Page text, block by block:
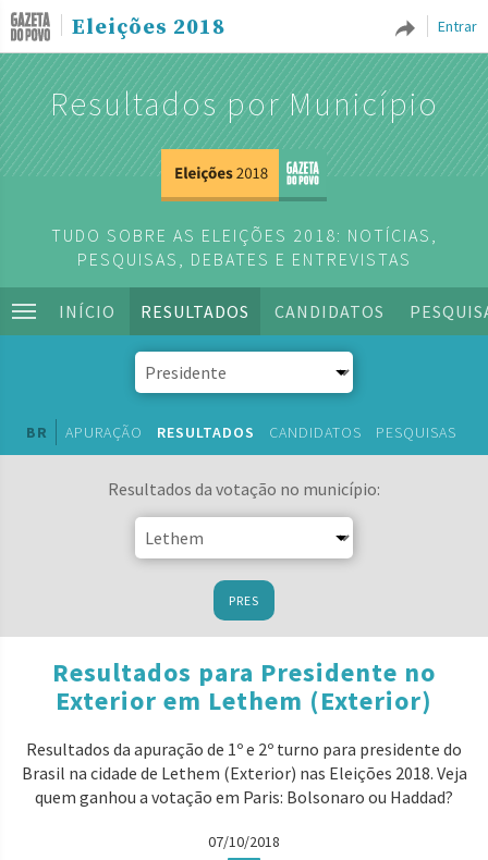
Entrar
Eleições 2018
Resultados por Município
TUDO SOBRE AS ELEIÇÕES 2018: NOTÍCIAS,
PESQUISAS, DEBATES E ENTREVISTAS
INÍCIO RESULTADOS CANDIDATOS
BR APURAÇÃO RESULTADOS CANDIDATOS PESQUISAS
Resultados da votação no município:
PRES
Resultados para Presidente no
Exterior em Lethem (Exterior)
Resultados da apuração de 1º e 2º turno para presidente do
Brasil na cidade de Lethem (Exterior) nas Eleições 2018. Veja
quem ganhou a votação em Paris: Bolsonaro ou Haddad?
07/10/2018